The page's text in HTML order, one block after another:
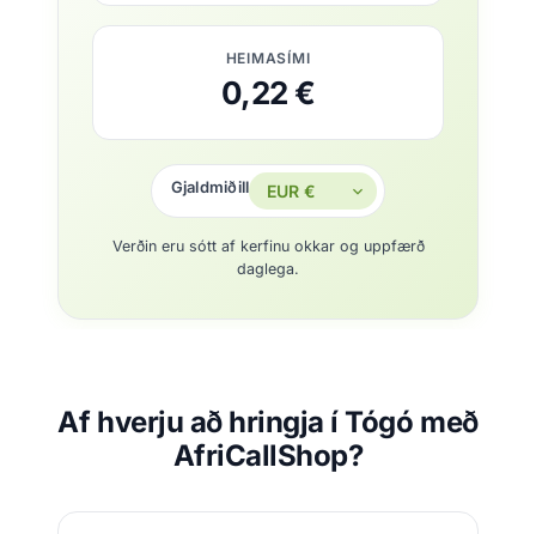
HEIMASÍMI
0,22 €
Gjaldmiðill
Verðin eru sótt af kerfinu okkar og uppfærð
daglega.
Af hverju að hringja í Tógó með
AfriCallShop?